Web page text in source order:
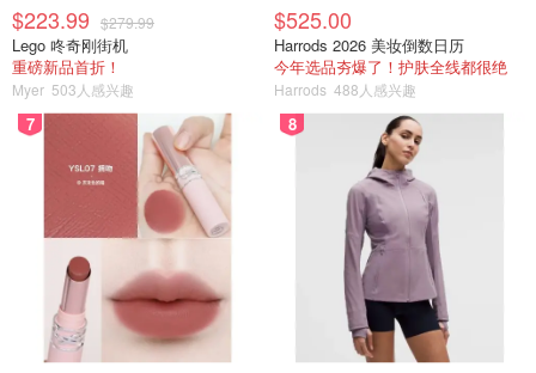
$223.99 $279.99
Lego 咚奇刚街机
重磅新品首折！
Myer 503人感兴趣
$525.00
Harrods 2026 美妆倒数日历
今年选品夯爆了！护肤全线都很绝
Harrods 488人感兴趣
7 8